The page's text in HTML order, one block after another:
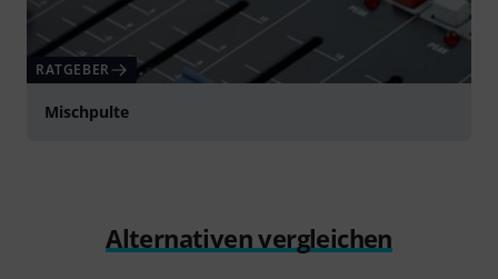
RATGEBER
Mischpulte
Alternativen vergleichen